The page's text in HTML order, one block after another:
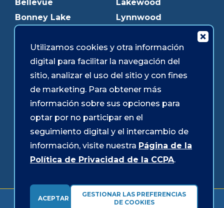
Bellevue
Bonney Lake
Bothell
Burien
Downtown Olympia
Downtown Tacoma
Edmonds
Everett
Federal Way
Gig Harbor
Lakewood
Lynnwood
Olympia
Pacific Ave
Parkland
Puyallup
Redmond
Shoreline
Southcenter
Westgate
Formularios y divulgaciones Accesibilidad
Utilizamos cookies y otra información
digital para facilitar la navegación del
sitio, analizar el uso del sitio y con fines
de marketing. Para obtener más
información sobre sus opciones para
optar por no participar en el
seguimiento digital y el intercambio de
información, visite nuestra Página de la
Política de Privacidad de la CCPA.
ACEPTAR
GESTIONAR LAS PREFERENCIAS
DE COOKIES